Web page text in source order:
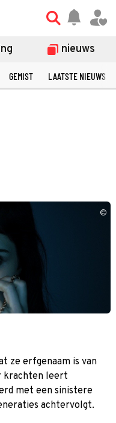
nieuws
GEMIST LAATSTE NIEUWS
©
ze erfgenaam is van
krachten leert
met een sinistere
achtervolgt.